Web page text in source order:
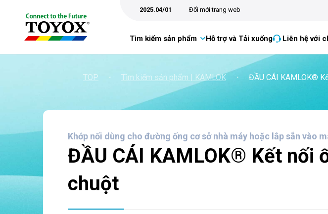
2025.04/01 Đổi mới trang web
Tìm kiếm sản phẩm Hỗ trợ và Tải xuống Liên hệ với
TOP ・ Tìm kiếm sản phẩm | KAMLOK ・ ĐẦU CÁI KAMLOK®
Khớp nối dùng cho đường ống cơ sở nhà máy hoặc lắp sẵn vào
ĐẦU CÁI KAMLOK® Kết nối
chuột